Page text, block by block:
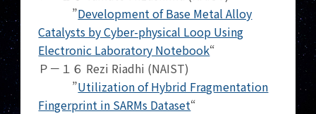
”Development of Base Metal Alloy
Catalysts by Cyber-physical Loop Using
Electronic Laboratory Notebook“
Ｐ－１６ Rezi Riadhi (NAIST)
”Utilization of Hybrid Fragmentation
Fingerprint in SARMs Dataset“